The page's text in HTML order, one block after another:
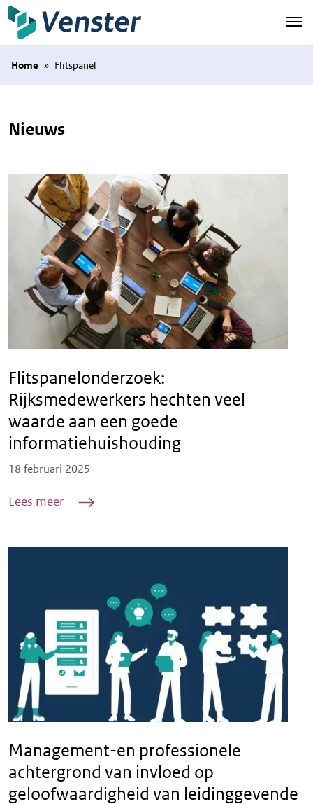
Naar hoofdinhoud
Home » Flitspanel
Nieuws
Flitspanelonderzoek:
Rijksmedewerkers hechten veel
waarde aan een goede
informatiehuishouding
Posted on
18 februari 2025
Lees meer
Management-en professionele
achtergrond van invloed op
geloofwaardigheid van leidinggevende